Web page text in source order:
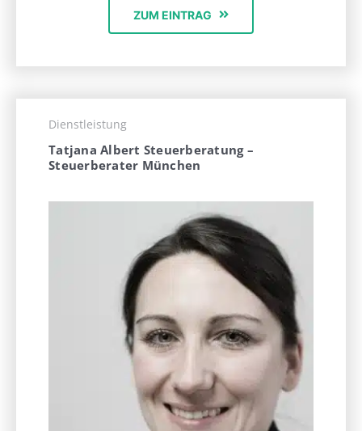
ZUM EINTRAG
Dienstleistung
Tatjana Albert Steuerberatung –
Steuerberater München